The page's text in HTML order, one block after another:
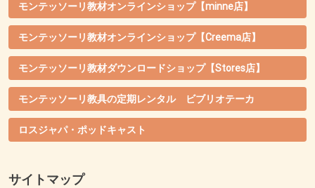
モンテッソーリ教材オンラインショップ【minne店】
モンテッソーリ教材オンラインショップ【Creema店】
モンテッソーリ教材ダウンロードショップ【Stores店】
モンテッソーリ教具の定期レンタル ビブリオテーカ
ロスジャパ・ポッドキャスト
サイトマップ